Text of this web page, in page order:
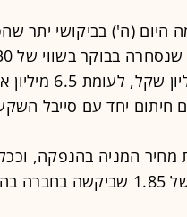
היום (ה') בביקושי יתר
בהיקף כולל של
חיתום יחד עם סייבל
המניה בהנפקה,